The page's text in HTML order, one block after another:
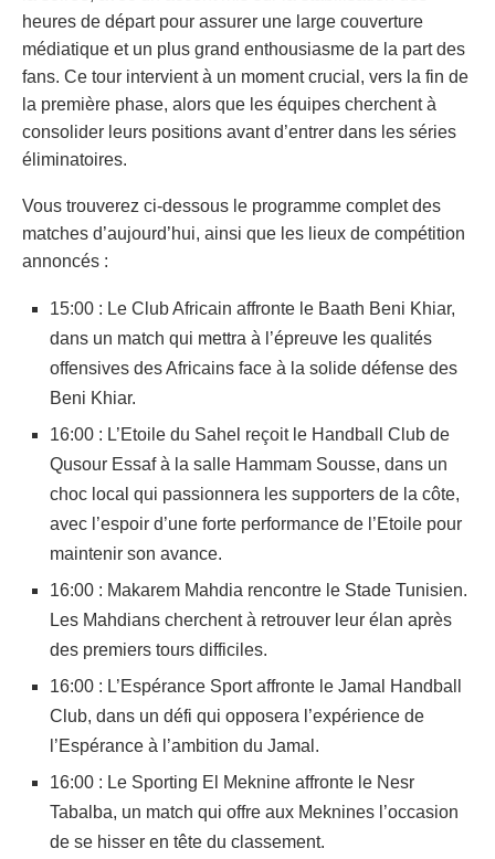
heures de départ pour assurer une large couverture
médiatique et un plus grand enthousiasme de la part des
fans. Ce tour intervient à un moment crucial, vers la fin de
la première phase, alors que les équipes cherchent à
consolider leurs positions avant d’entrer dans les séries
éliminatoires.
Vous trouverez ci-dessous le programme complet des
matches d’aujourd’hui, ainsi que les lieux de compétition
annoncés :
15:00 : Le Club Africain affronte le Baath Beni Khiar,
dans un match qui mettra à l’épreuve les qualités
offensives des Africains face à la solide défense des
Beni Khiar.
16:00 : L’Etoile du Sahel reçoit le Handball Club de
Qusour Essaf à la salle Hammam Sousse, dans un
choc local qui passionnera les supporters de la côte,
avec l’espoir d’une forte performance de l’Etoile pour
maintenir son avance.
16:00 : Makarem Mahdia rencontre le Stade Tunisien.
Les Mahdians cherchent à retrouver leur élan après
des premiers tours difficiles.
16:00 : L’Espérance Sport affronte le Jamal Handball
Club, dans un défi qui opposera l’expérience de
l’Espérance à l’ambition du Jamal.
16:00 : Le Sporting El Meknine affronte le Nesr
Tabalba, un match qui offre aux Meknines l’occasion
de se hisser en tête du classement.